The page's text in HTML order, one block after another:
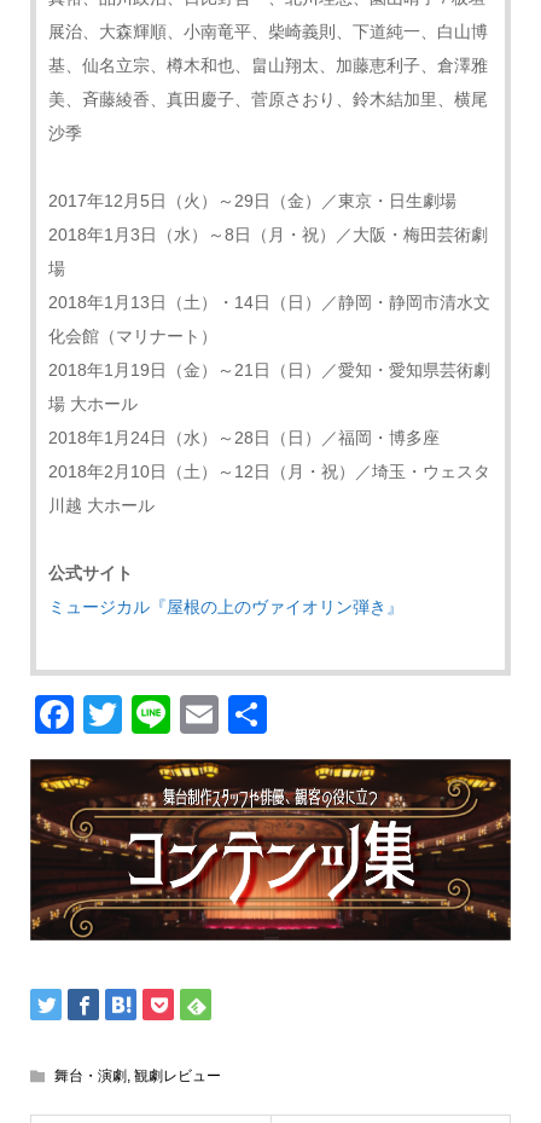
展治、大森輝順、小南竜平、柴崎義則、下道純一、白山博
基、仙名立宗、樽木和也、畠山翔太、加藤恵利子、倉澤雅
美、斉藤綾香、真田慶子、菅原さおり、鈴木結加里、横尾
沙季
2017年12月5日（火）～29日（金）／東京・日生劇場
2018年1月3日（水）～8日（月・祝）／大阪・梅田芸術劇
場
2018年1月13日（土）・14日（日）／静岡・静岡市清水文
化会館（マリナート）
2018年1月19日（金）～21日（日）／愛知・愛知県芸術劇
場 大ホール
2018年1月24日（水）～28日（日）／福岡・博多座
2018年2月10日（土）～12日（月・祝）／埼玉・ウェスタ
川越 大ホール
公式サイト
ミュージカル『屋根の上のヴァイオリン弾き』
Facebook
Twitter
LineEmail
有
舞台・演劇, 観劇レビュー